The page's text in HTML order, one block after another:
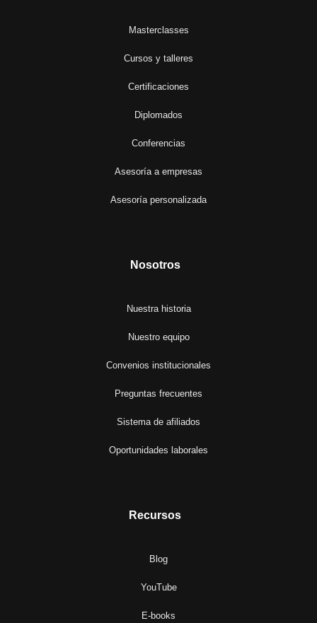
Masterclasses
Cursos y talleres
Certificaciones
Diplomados
Conferencias
Asesoría a empresas
Asesoría personalizada
Nosotros
Nuestra historia
Nuestro equipo
Convenios institucionales
Preguntas frecuentes
Sistema de afiliados
Oportunidades laborales
Recursos
Blog
YouTube
E-books